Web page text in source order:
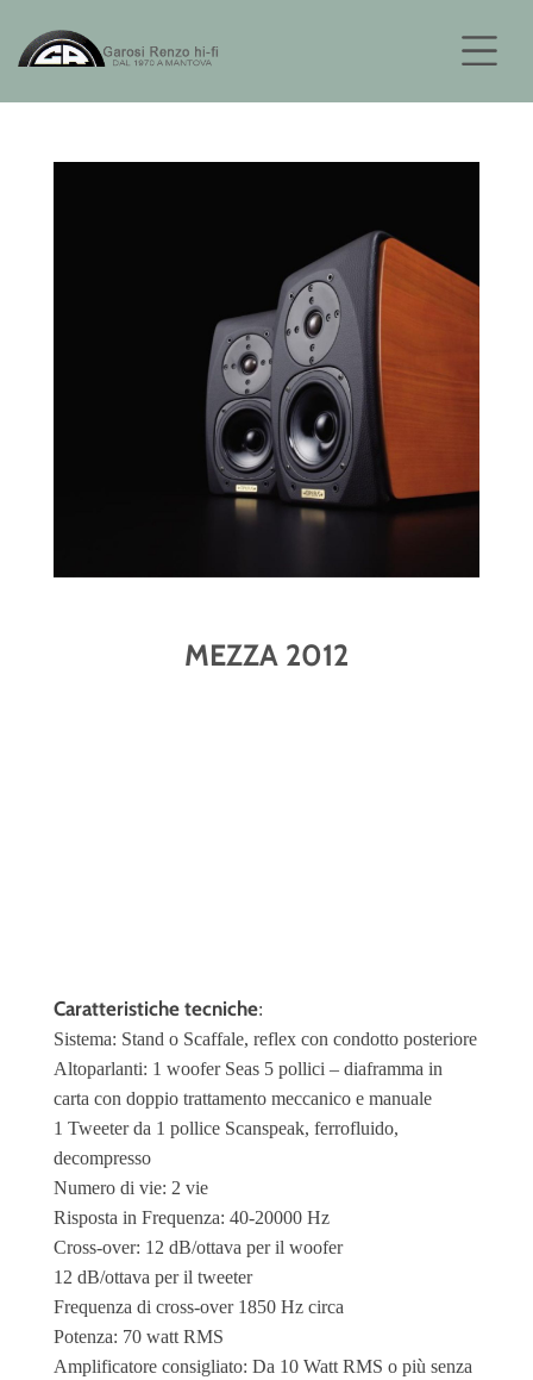
MEZZA 2012
Caratteristiche tecniche:
Sistema: Stand o Scaffale, reflex con condotto posteriore
Altoparlanti: 1 woofer Seas 5 pollici – diaframma in
carta con doppio trattamento meccanico e manuale
1 Tweeter da 1 pollice Scanspeak, ferrofluido,
decompresso
Numero di vie: 2 vie
Risposta in Frequenza: 40-20000 Hz
Cross-over: 12 dB/ottava per il woofer
12 dB/ottava per il tweeter
Frequenza di cross-over 1850 Hz circa
Potenza: 70 watt RMS
Amplificatore consigliato: Da 10 Watt RMS o più senza